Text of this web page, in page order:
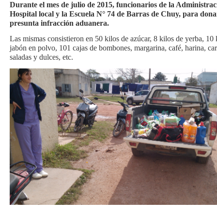
Durante el mes de julio de 2015, funcionarios de la
Hospital local y la Escuela N° 74 de Barras de Chuy, para
presunta infracción aduanera.
Las mismas consistieron en 50 kilos de azúcar, 8 kilos de yerba,
jabón en polvo, 101 cajas de bombones, margarina, café, harina,
saladas y dulces, etc.